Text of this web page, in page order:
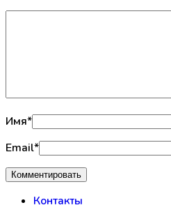
Имя*
Email*
Контакты